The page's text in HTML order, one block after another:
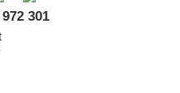
301